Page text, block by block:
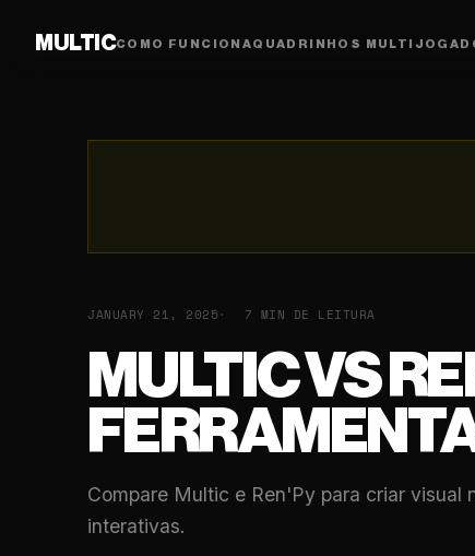
MULTICCOMO FUNCIONAQUADRINHOS
JANUARY 21, 2025 7 MIN DE LEITURA
MULTIC VS
Compare Multic e Ren'Py para criar visual
interativas.